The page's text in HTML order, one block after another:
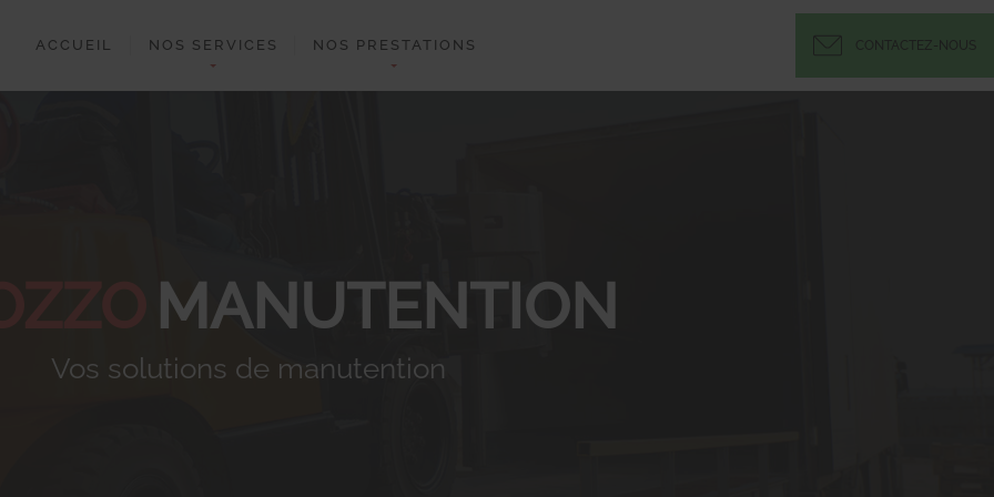
ACCUEIL NOS SERVICES NOS PRESTATIONS CONTACTEZ-NOUS
MANUTENTION
Vos solutions de manutention